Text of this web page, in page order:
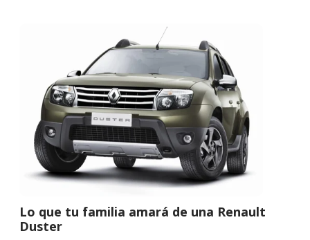
Lo que tu familia amará de una Renault
Duster